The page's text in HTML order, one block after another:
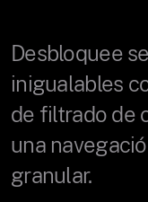
Desbloquee
inigualables
de filtrado de
una
granular.